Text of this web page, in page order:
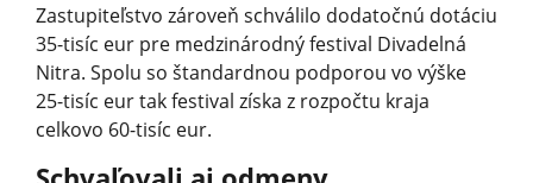
Zastupiteľstvo zároveň schválilo dodatočnú dotáciu
35-tisíc eur pre medzinárodný festival Divadelná
Nitra. Spolu so štandardnou podporou vo výške
25-tisíc eur tak festival získa z rozpočtu kraja
celkovo 60-tisíc eur.